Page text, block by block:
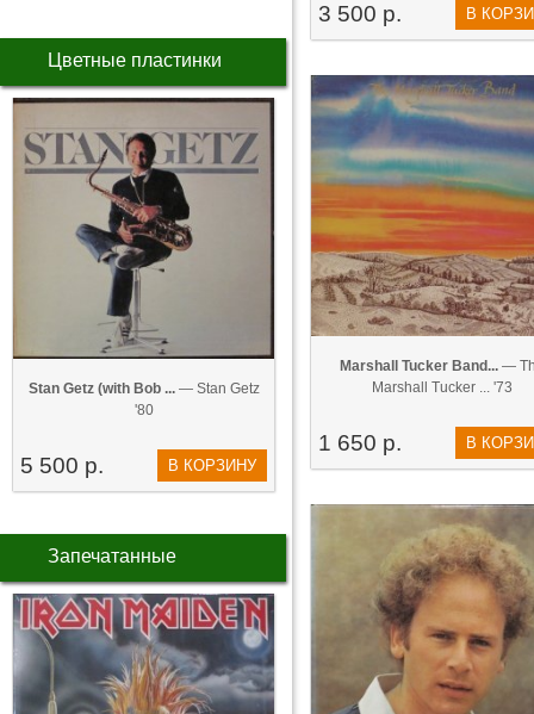
Цветные пластинки
Stan Getz (with Bob ...— Stan Getz
'80
5 500 р. В КОРЗИНУ
Запечатанные
3 500 р. В
Marshall Tucker Band...—
Marshall Tucker ... '73
1 650 р. В